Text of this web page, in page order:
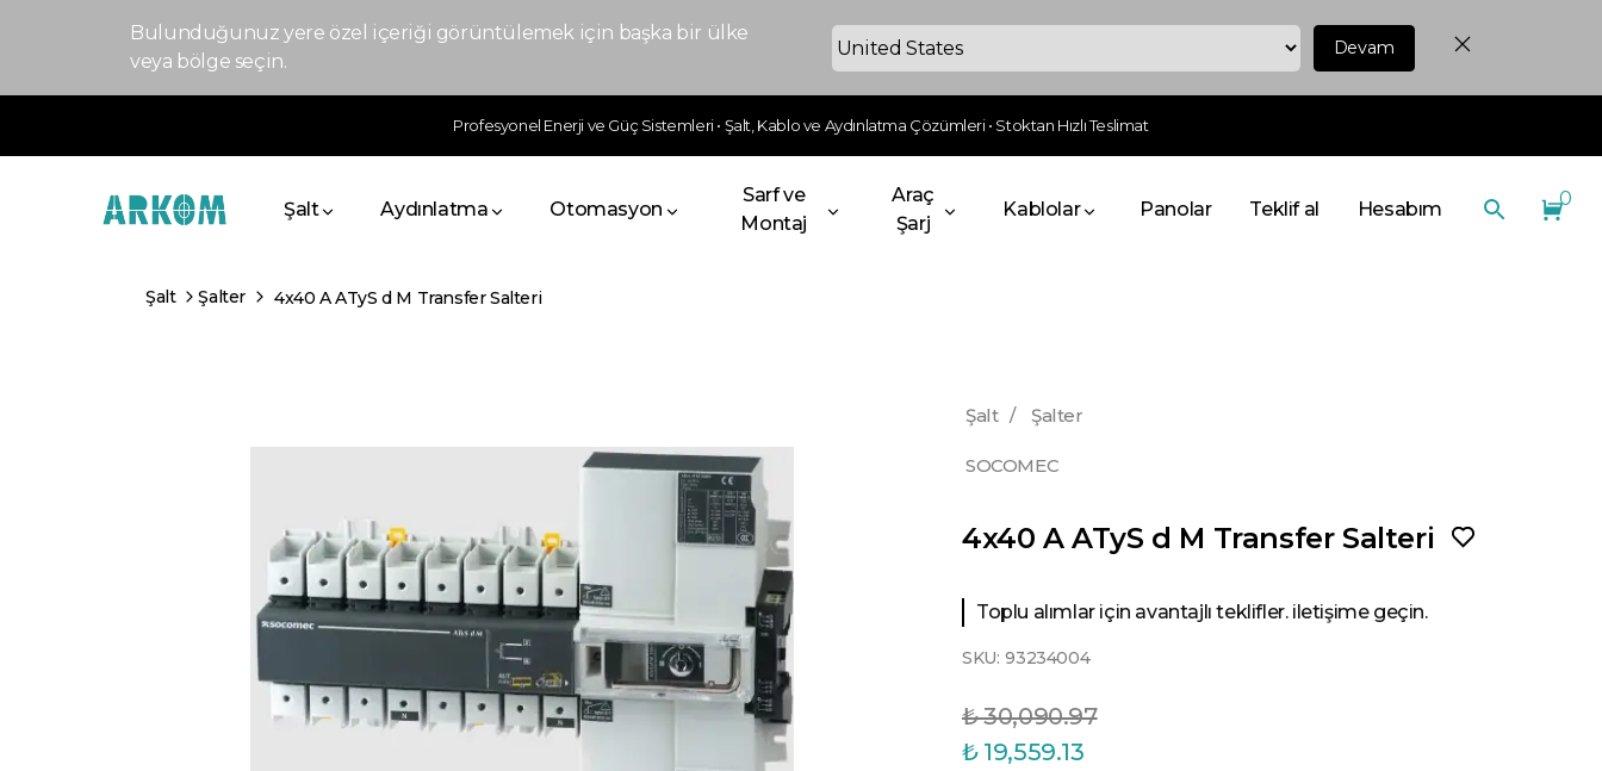
Bulunduğunuz yere özel içeriği görüntülemek için başka bir ülke
veya bölge seçin.
Devam
Profesyonel Enerji ve Güç Sistemleri • Şalt, Kablo ve Aydınlatma Çözümleri • Stoktan Hızlı Teslimat
Şalt Aydınlatma Otomasyon
Sarf ve
Montaj
Araç
Şarj
Kablolar Panolar Teklif al Hesabım 0
Şalt Şalter 4x40 A ATyS d M Transfer Salteri
Şalt / Şalter
SOCOMEC
4x40 A ATyS d M Transfer Salteri
Toplu alımlar için avantajlı teklifler. iletişime geçin.
SKU: 93234004
₺ 30,090.97
₺ 19,559.13